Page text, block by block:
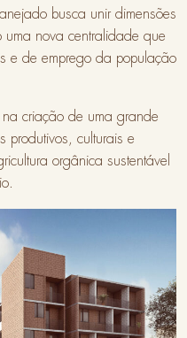
busca unir dimensões
uma nova centralidade que
e de emprego da população
criação de uma grande
produtivos, culturais e
orgânica sustentável